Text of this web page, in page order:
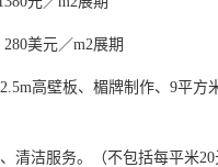
280美元／m2展期
2.5m高壁板、楣牌制作、 9平方
清洁服务。（不包括每平米20